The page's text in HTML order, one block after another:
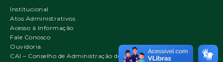
Institucional
Atos Administrativos
Acesso à Informação
Fale Conosco
Ouvidoria
CAI – Conselho de Administração do IMA